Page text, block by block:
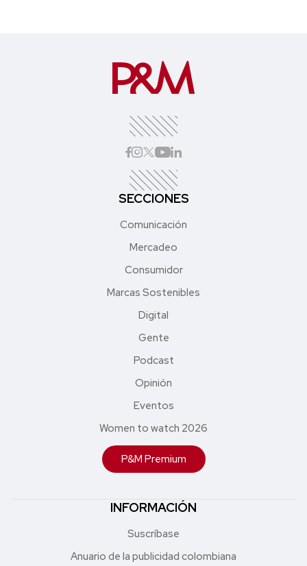
SECCIONES
Comunicación
Mercadeo
Consumidor
Marcas Sostenibles
Digital
Gente
Podcast
Opinión
Eventos
Women to watch 2026
P&M Premium
INFORMACIÓN
Suscríbase
Anuario de la publicidad colombiana